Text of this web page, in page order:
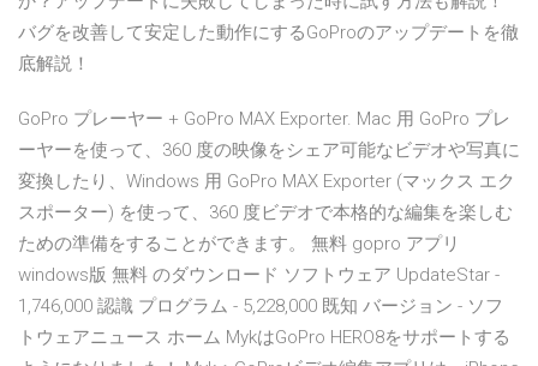
バグを改善して安定した動作にするGoProのアップデートを徹
底解説！
GoPro プレーヤー + GoPro MAX Exporter. Mac 用 GoPro プレ
ーヤーを使って、360 度の映像をシェア可能なビデオや写真に
変換したり、Windows 用 GoPro MAX Exporter (マックス エク
スポーター) を使って、360 度ビデオで本格的な編集を楽しむ
ための準備をすることができます。 無料 gopro アプリ
windows版 無料 のダウンロード ソフトウェア UpdateStar -
1,746,000 認識 プログラム - 5,228,000 既知 バージョン - ソフ
トウェアニュース ホーム ‎MykはGoPro HERO8をサポートする